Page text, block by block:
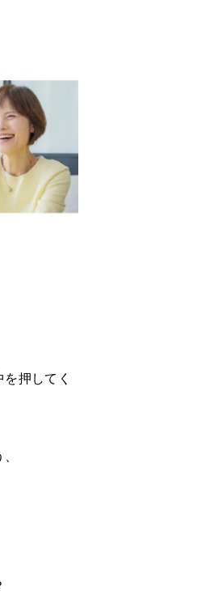
押してく